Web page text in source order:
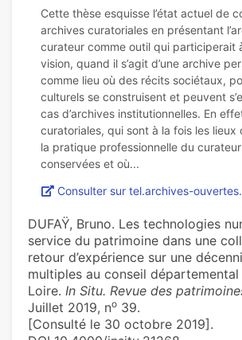
Cette thèse esquisse l’état actuel de
archives curatoriales en présentant
curateur comme outil qui participerait
vision, quand il s’agit d’une archive
comme lieu où des récits sociétaux,
culturels se construisent et peuvent
cas d’archives institutionnelles. En
curatoriales, qui sont à la fois les lieux
la pratique professionnelle du
Consulter sur tel.archives-
DUFAŸ, Bruno. Les technologies
service du patrimoine dans une
retour d’expérience sur une
multiples au conseil départemental
Loire. In Situ. Revue des
Juillet 2019, no 39.
[Consulté le 30 octobre 2019].